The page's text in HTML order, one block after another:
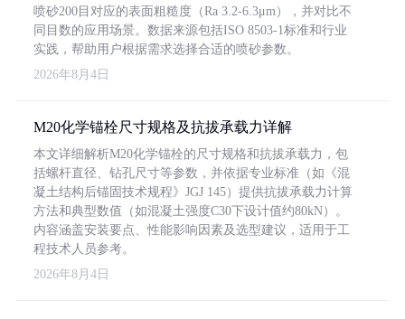
喷砂200目对应的表面粗糙度（Ra 3.2-6.3μm），并对比不
同目数的应用场景。数据来源包括ISO 8503-1标准和行业
实践，帮助用户根据需求选择合适的喷砂参数。
2026年8月4日
M20化学锚栓尺寸规格及抗拔承载力详解
本文详细解析M20化学锚栓的尺寸规格和抗拔承载力，包
括螺杆直径、钻孔尺寸等参数，并依据专业标准（如《混
凝土结构后锚固技术规程》JGJ 145）提供抗拔承载力计算
方法和典型数值（如混凝土强度C30下设计值约80kN）。
内容涵盖安装要点、性能影响因素及选型建议，适用于工
程技术人员参考。
2026年8月4日